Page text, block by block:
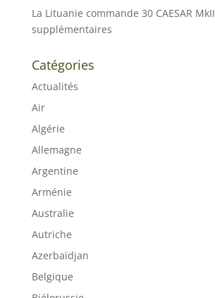
La Lituanie commande 30 CAESAR MkII
supplémentaires
Catégories
Actualités
Air
Algérie
Allemagne
Argentine
Arménie
Australie
Autriche
Azerbaïdjan
Belgique